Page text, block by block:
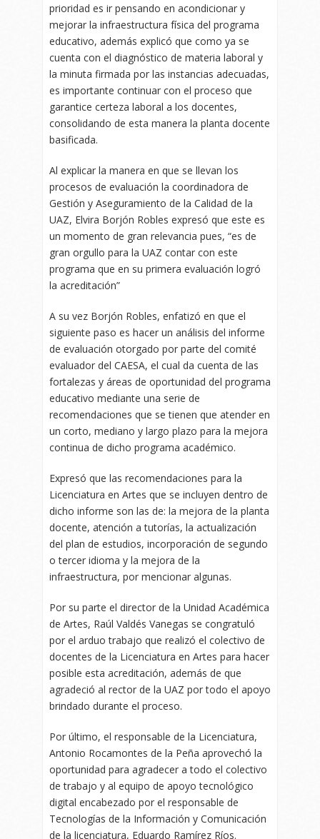
prioridad es ir pensando en acondicionar y
mejorar la infraestructura física del programa
educativo, además explicó que como ya se
cuenta con el diagnóstico de materia laboral y
la minuta firmada por las instancias adecuadas,
es importante continuar con el proceso que
garantice certeza laboral a los docentes,
consolidando de esta manera la planta docente
basificada.
Al explicar la manera en que se llevan los
procesos de evaluación la coordinadora de
Gestión y Aseguramiento de la Calidad de la
UAZ, Elvira Borjón Robles expresó que este es
un momento de gran relevancia pues, “es de
gran orgullo para la UAZ contar con este
programa que en su primera evaluación logró
la acreditación”
A su vez Borjón Robles, enfatizó en que el
siguiente paso es hacer un análisis del informe
de evaluación otorgado por parte del comité
evaluador del CAESA, el cual da cuenta de las
fortalezas y áreas de oportunidad del programa
educativo mediante una serie de
recomendaciones que se tienen que atender en
un corto, mediano y largo plazo para la mejora
continua de dicho programa académico.
Expresó que las recomendaciones para la
Licenciatura en Artes que se incluyen dentro de
dicho informe son las de: la mejora de la planta
docente, atención a tutorías, la actualización
del plan de estudios, incorporación de segundo
o tercer idioma y la mejora de la
infraestructura, por mencionar algunas.
Por su parte el director de la Unidad Académica
de Artes, Raúl Valdés Vanegas se congratuló
por el arduo trabajo que realizó el colectivo de
docentes de la Licenciatura en Artes para hacer
posible esta acreditación, además de que
agradeció al rector de la UAZ por todo el apoyo
brindado durante el proceso.
Por último, el responsable de la Licenciatura,
Antonio Rocamontes de la Peña aprovechó la
oportunidad para agradecer a todo el colectivo
de trabajo y al equipo de apoyo tecnológico
digital encabezado por el responsable de
Tecnologías de la Información y Comunicación
de la licenciatura, Eduardo Ramírez Ríos.